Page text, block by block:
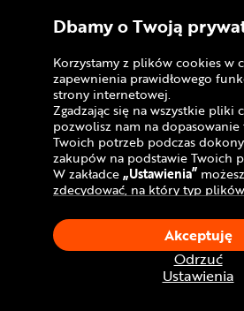
składania zamówienia.
Rower do
złożenia
Dbamy o Twoją
Korzystamy z plików cookies w
zapewnienia prawidłowego
strony internetowej.
Zgadzając się na wszystkie pliki
pozwolisz nam na dopasowanie
Twoich potrzeb podczas
zakupów na podstawie Twoich
W zakładce„Ustawienia”
zdecydować, na który typ
Klikając„Akceptuję”, wyrażasz
stosowanie ciasteczek zgodnie z
Twojej przeglądarki.
W dowolnym momencie,
zmiany swojego wyboru klikając
Ustawienia
Odrzuć
Akceptuję